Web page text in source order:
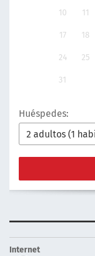
10 11
17 18
24 25
31
Huéspedes:
Internet